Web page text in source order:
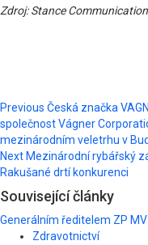
Zdroj: Stance
Post
navigation
Previous Česká značka
společnost Vágner
mezinárodním veletrhu v
Next Mezinárodní rybářský
Rakušané drtí konkurenci
Související články
Generálním ředitelem ZP
Zdravotnictví